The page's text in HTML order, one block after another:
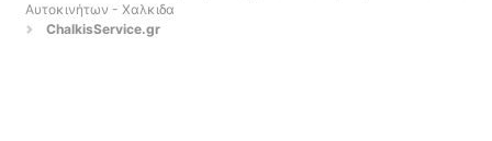
Αυτοκινήτων - Χαλκιδα
ChalkisService.gr